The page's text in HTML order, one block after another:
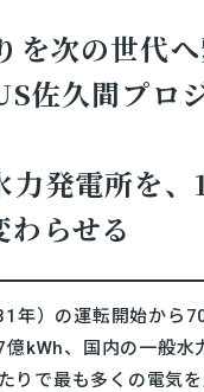
を次の世代
久間プロ
力発電所を
らせる
年）の運転開始から
kWh、国内の一般水
りで最も多くの電気